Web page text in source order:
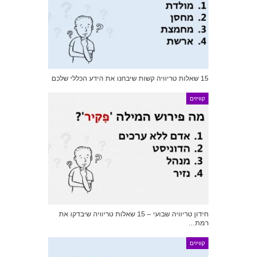
15 שאלות טריוויה קשות שיבחנו את הידע הכללי שלכם
קוויזים
חידון טריוויה שבועי – 15 שאלות טריוויה שיבדקו את
רמת…
קוויזים